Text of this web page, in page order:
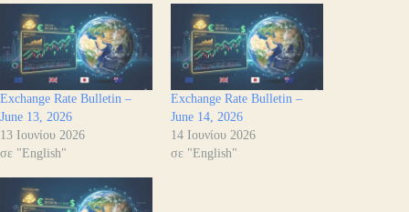
Exchange Rate Bulletin –
June 13, 2026
13 Ιουνίου 2026
σε "English"
Exchange Rate Bulletin –
June 14, 2026
14 Ιουνίου 2026
σε "English"